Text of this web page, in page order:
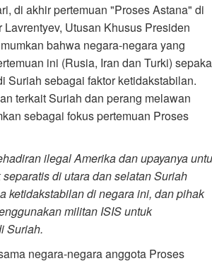
di akhir pertemuan "Proses Astana" di
Utusan Khusus Presiden
bahwa negara-negara yang
ini (Rusia, Iran dan Turki)
Suriah sebagai faktor ketidakstabilan.
terkait Suriah dan perang melawan
sebagai fokus pertemuan Proses
ilegal Amerika dan upayanya
di utara dan selatan Suriah
ketidakstabilan di negara ini, dan pihak
militan ISIS untuk
Suriah.
negara-negara anggota Proses